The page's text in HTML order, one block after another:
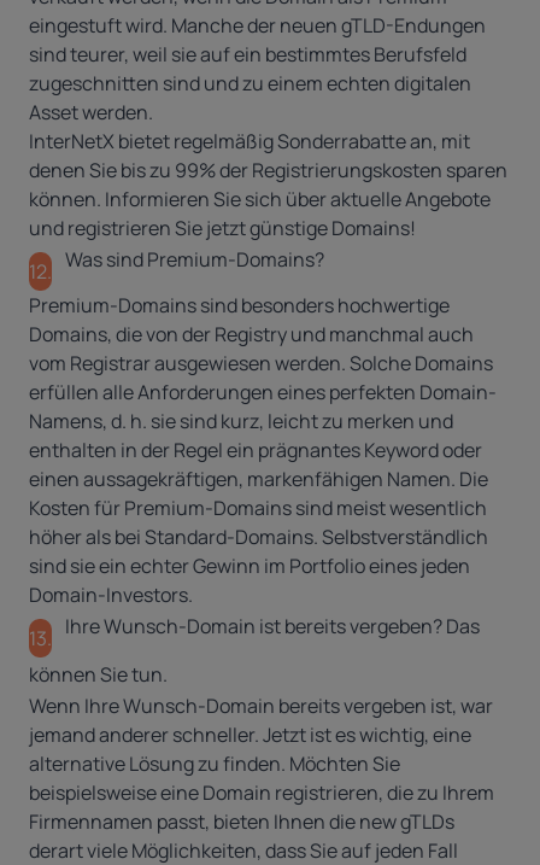
eingestuft wird. Manche der neuen gTLD-Endungen
sind teurer, weil sie auf ein bestimmtes Berufsfeld
zugeschnitten sind und zu einem echten digitalen
Asset werden.
InterNetX bietet regelmäßig Sonderrabatte an, mit
denen Sie bis zu 99% der Registrierungskosten sparen
können. Informieren Sie sich überaktuelle Angebote
undregistrieren Sie jetzt günstige Domains!
12. Was sind Premium-Domains?
Premium-Domains sind besonders hochwertige
Domains, die von der Registry und manchmal auch
vom Registrar ausgewiesen werden. Solche Domains
erfüllen alle Anforderungen eines perfekten Domain-
Namens, d. h. sie sind kurz, leicht zu merken und
enthalten in der Regel ein prägnantes Keyword oder
einen aussagekräftigen, markenfähigen Namen. Die
Kosten für Premium-Domains sind meist wesentlich
höher als bei Standard-Domains. Selbstverständlich
sind sie ein echter Gewinn im Portfolio eines jeden
Domain-Investors.
13. Ihre Wunsch-Domain ist bereits vergeben? Das
können Sie tun.
Wenn Ihre Wunsch-Domain bereits vergeben ist, war
jemand anderer schneller. Jetzt ist es wichtig, eine
alternative Lösung zu finden. Möchten Sie
beispielsweise eine Domain registrieren, die zu Ihrem
Firmennamen passt, bieten Ihnen die new gTLDs
derart viele Möglichkeiten, dass Sie auf jeden Fall